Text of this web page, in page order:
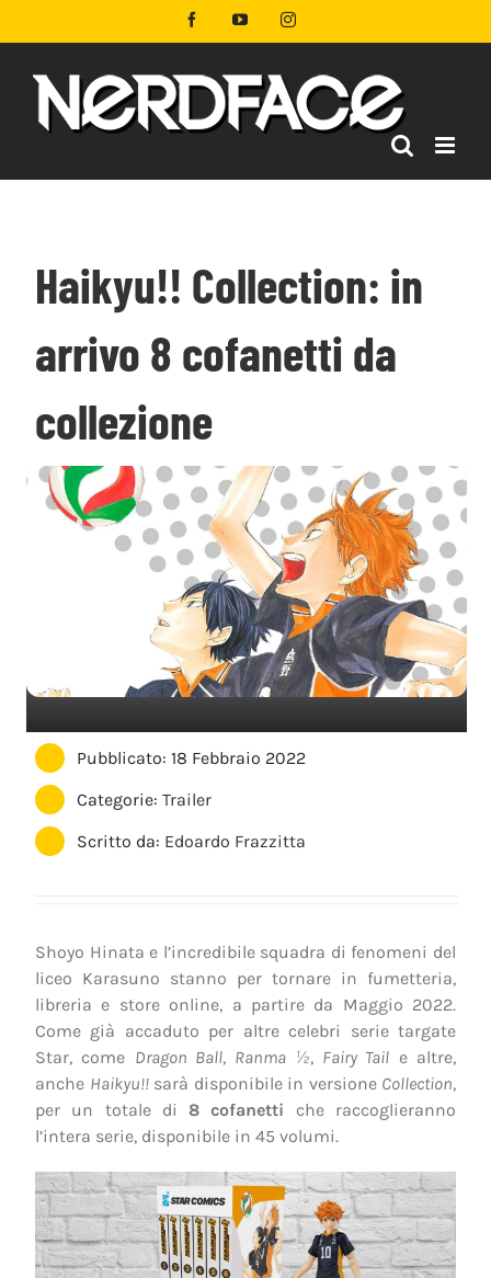
al
FacebookYouTubeInstagram
Haikyu!! Collection: in
arrivo 8 cofanetti da
collezione
Pubblicato: 18 Febbraio 2022
Categorie:Trailer
Scritto da: Edoardo Frazzitta
Shoyo Hinata e l’incredibile squadra di fenomeni del
liceo Karasuno stanno per tornare in fumetteria,
libreria e store online, a partire da Maggio 2022.
Come già accaduto per altre celebri serie targate
Star, come Dragon Ball, Ranma ½, Fairy Tail e altre,
anche Haikyu!!sarà disponibile in versione Collection,
per un totale di 8 cofanetti che raccoglieranno
l’intera serie, disponibile in 45 volumi.